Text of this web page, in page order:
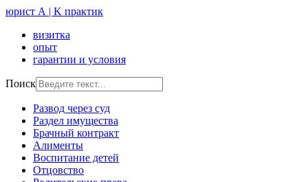
юрист А | K практик
визитка
опыт
гарантии и условия
Поиск
Развод через суд
Раздел имущества
Брачный контракт
Алименты
Воспитание детей
Отцовство